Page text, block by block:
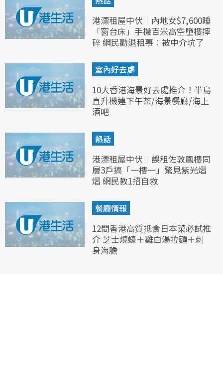
港漂租屋中伏︱內地女$7,600睡
「窗台床」手機百米高空墮樓摔
碎 網民勸退租事︰被中介坑了
室內好去處
10大香港海景好去處推介！半島
直升機連下午茶/海景餐廳/海上
酒吧
熱話
港漂租屋中伏︱誤租佐敦鳳樓同
層3戶搞「一樓一」驚見紫光熠
熠 網民教1招自救
餐廳情報
12間香港高質抵食日本菜必試推
介 芝士燒蠔＋雞白湯拉麵＋刺
身海膽